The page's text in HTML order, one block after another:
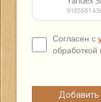
Согласен с